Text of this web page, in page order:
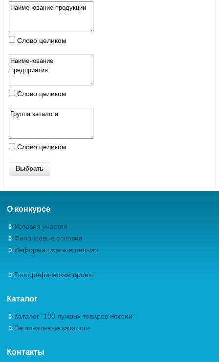
Слово целиком
Слово целиком
Слово целиком
О конкурсе
Условия участия
Финансовые условия
Информационное письмо
Голографический проект
Каталог
Каталог "100 лучших товаров России"
Региональные каталоги
Контакты